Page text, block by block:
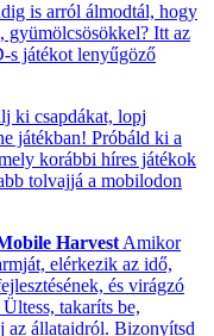
is arról álmodtál, hogy
gyümölcsösökkel? Itt az
s játékot lenyűgöző
ki csapdákat, lopj
játékban! Próbáld ki a
korábbi híres játékok
tolvajjá a mobilodon
Harvest Amikor
elérkezik az idő,
és virágzó
takaríts be,
az állataidról. Bizonyítsd